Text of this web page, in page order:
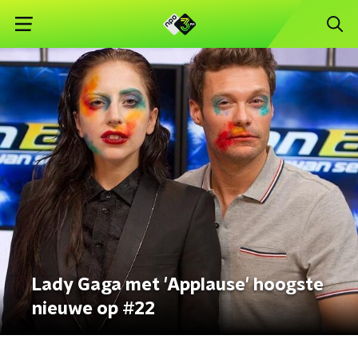
Lady Gaga met 'Applause' hoogste
nieuwe op #22